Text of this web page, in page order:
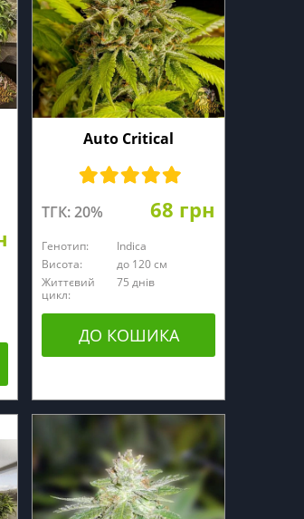
Auto Critical
ТГК: 20% 68 грн
Генотип:
Indica
Висота:
до 120 см
Життєвий
цикл:
75 днів
ДО КОШИКА